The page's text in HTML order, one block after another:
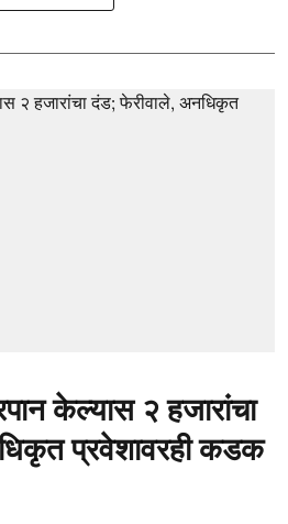
केल्यास २ हजारांचा
प्रवेशावरही कडक